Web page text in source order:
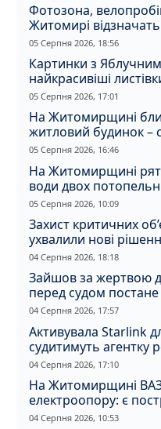
Фотозона,
Житомирі
Незалежності
05 Серпня 2026, 18:56
Картинки з
найкрасивіші
святом
05 Серпня 2026, 17:01
На Житомирщині
житловий будинок –
05 Серпня 2026, 16:46
На Житомирщині
води двох
05 Серпня 2026, 10:09
Захист критичних
ухвалили нові
04 Серпня 2026, 18:18
Зайшов за жертвою
перед судом
04 Серпня 2026, 17:57
Активувала Starlink
судитимуть агентку
04 Серпня 2026, 17:10
На Житомирщині ВАЗ
електроопору: є
04 Серпня 2026, 10:53